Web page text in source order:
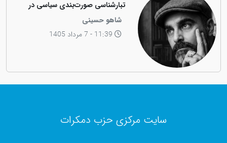
تبارشناسی صورت‌بندی سیاسی در
جامعه کوردی
شاهو حسینی
سایت مرکزی حزب دمکرات